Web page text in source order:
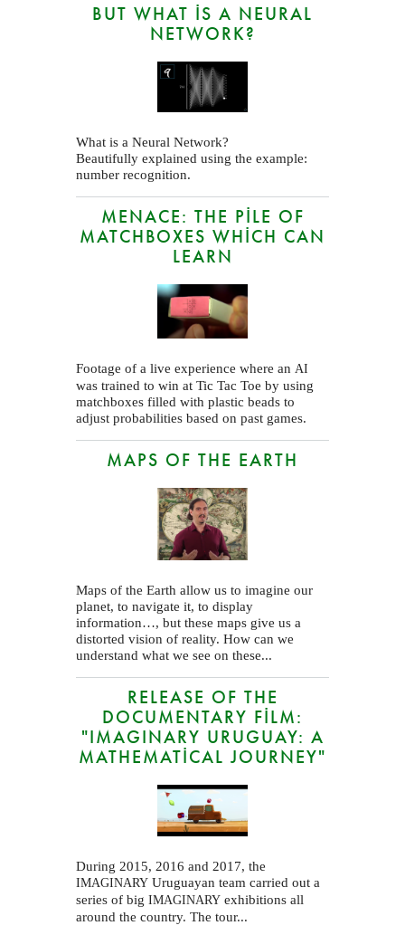
BUT WHAT IS A NEURAL
NETWORK?
What is a Neural Network?
Beautifully explained using the example:
number recognition.
MENACE: THE PILE OF
MATCHBOXES WHICH CAN
LEARN
Footage of a live experience where an AI
was trained to win at Tic Tac Toe by using
matchboxes filled with plastic beads to
adjust probabilities based on past games.
MAPS OF THE EARTH
Maps of the Earth allow us to imagine our
planet, to navigate it, to display
information…, but these maps give us a
distorted vision of reality. How can we
understand what we see on these...
RELEASE OF THE
DOCUMENTARY FILM:
"IMAGINARY URUGUAY: A
MATHEMATICAL JOURNEY"
During 2015, 2016 and 2017, the
IMAGINARY Uruguayan team carried out a
series of big IMAGINARY exhibitions all
around the country. The tour...